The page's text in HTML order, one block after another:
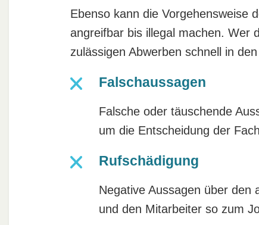
Ebenso kann die Vorgehensweise
angreifbar bis illegal machen. Wer
zulässigen Abwerben schnell in
Falschaussagen
Falsche oder täuschende
um die Entscheidung der
Rufschädigung
Negative Aussagen über den
und den Mitarbeiter so zum